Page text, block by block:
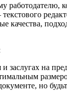
качества,
на
но